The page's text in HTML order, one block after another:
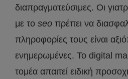
διαπραγματεύσιμες. Οι
με το seo πρέπει να
πληροφορίες τους είναι
ενημερωμένες. Το digital
τομέα απαιτεί ειδική